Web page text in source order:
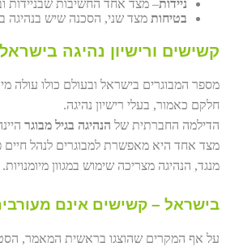
ניידות– מצד אחד החשיבות שבניידות
בטיחות מצד שני, הסכנה שיש בנהיגה
קשישים ורישיון נהיגה בישראל
מספר המבוגרים בישראל ובעולם כולו עולה מידי שנה והצפי לשנת 2020 היא
חלקם כאמור, בעלי רישיון נהיגה.
הדילמה החברתית של הנהיגה בגיל מבוגר
מצד אחד היא מאפשרת למבוגרים לנהל חיים
מנגד, הנהיגה מצריכה שימוש במגוון
בישראל – קשישים אינם
על אף המקרים שהוצגו בראשית המאמר,